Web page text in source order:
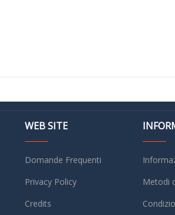
WEB SITE
Domande Frequenti
Privacy Policy
Credits
Metodi